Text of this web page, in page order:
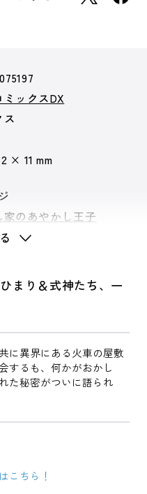
ックスDX
ス
× 11 mm
家のあやかし王子
まり＆式神たち、一
に異界にある火車の屋敷
するも、何かがおかし
た秘密がついに語られ
こちら！